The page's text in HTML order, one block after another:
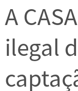
A
ilegal